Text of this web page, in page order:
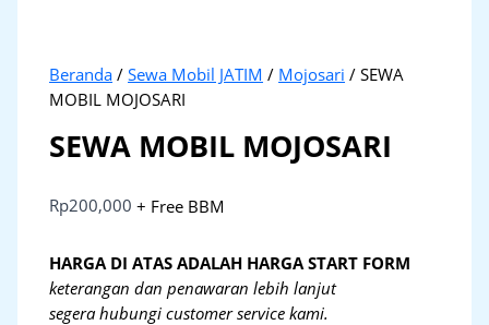
Beranda /Sewa Mobil JATIM / Mojosari / SEWA
MOBIL MOJOSARI
SEWA MOBIL MOJOSARI
Rp200,000 + Free BBM
HARGA DI ATAS ADALAH HARGA START FORM
keterangan dan penawaran lebih lanjut
segera hubungi customer service kami.